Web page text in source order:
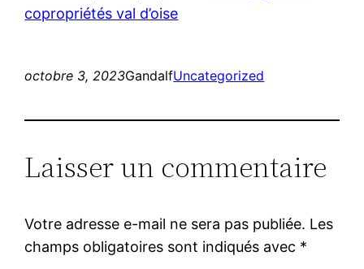
copropriétés val d’oise
octobre 3, 2023GandalfUncategorized
Laisser un commentaire
Votre adresse e-mail ne sera pas publiée. Les
champs obligatoires sont indiqués avec *